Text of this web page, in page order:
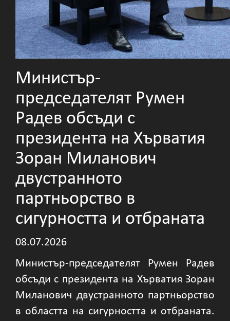
Министър-
председателят Румен
Радев обсъди с
президента на Хърватия
Зоран Миланович
двустранното
партньорство в
сигурността и отбраната
08.07.2026
Министър-председателят Румен Радев
обсъди с президента на Хърватия Зоран
Миланович двустранното партньорство
в областта на сигурността и отбраната.